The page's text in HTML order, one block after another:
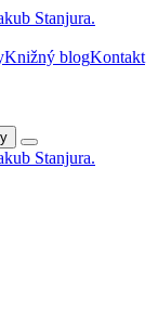
Knižný blogKontakt